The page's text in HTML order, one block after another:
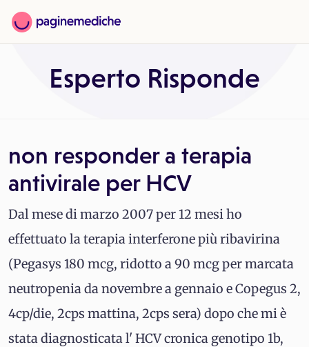
Esperto Risponde
non responder a terapia
antivirale per HCV
Dal mese di marzo 2007 per 12 mesi ho
effettuato la terapia interferone più ribavirina
(Pegasys 180 mcg, ridotto a 90 mcg per marcata
neutropenia da novembre a gennaio e Copegus 2,
4cp/die, 2cps mattina, 2cps sera) dopo che mi è
stata diagnosticata l' HCV cronica genotipo 1b,